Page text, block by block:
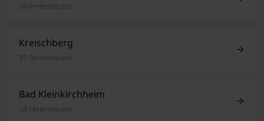
36 Ferienhäuser
Kreischberg
37 Ferienhäuser
Bad Kleinkirchheim
38 Ferienhäuser